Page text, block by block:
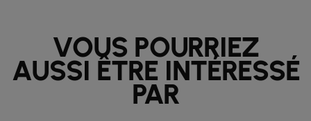
VOUS POURRIEZ
AUSSI ÊTRE INTÉRESSÉ
PAR